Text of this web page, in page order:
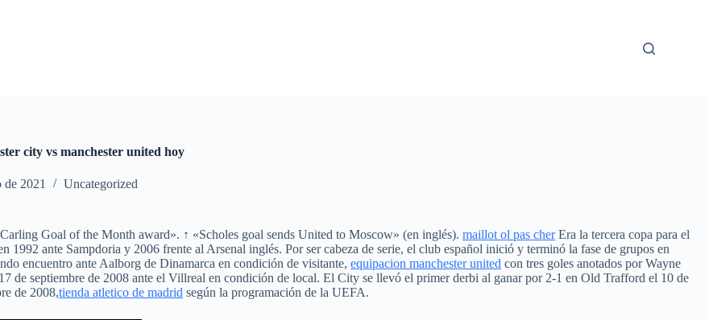
city vs manchester united hoy
de 2021 Uncategorized
Goal of the Month award». ↑ «Scholes goal sends United to Moscow» (en inglés). maillot ol pas cherEra la tercera copa para el
1992 ante Sampdoria y 2006 frente al Arsenal inglés. Por ser cabeza de serie, el club español inició y terminó la fase de grupos en
encuentro ante Aalborg de Dinamarca en condición de visitante, equipacion manchester united con tres goles anotados por Wayne
de septiembre de 2008 ante el Villreal en condición de local. El City se llevó el primer derbi al ganar por 2-1 en Old Trafford el 10 de
de 2008,tienda atletico de madrid según la programación de la UEFA.